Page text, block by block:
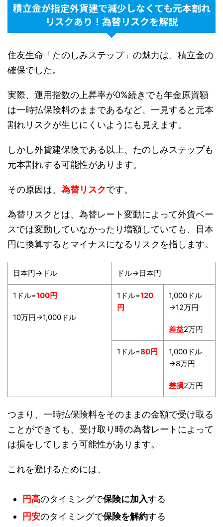
積立金が指定外貨建で減少しなくても元本割れ
リスクあり！為替リスクを解説
住友生命「たのしみステップ」の魅力は、積立金の
確保でした。
実際、運用指数の上昇率が0%続きでも年金原資額
は一時払保険料のままであるなど、一見すると元本
割れリスクが生じにくいようにも見えます。
しかし外貨建保険である以上、たのしみステップも
元本割れする可能性があります。
その原因は、 為替リスクです。
為替リスクとは、為替レート変動によって外貨ベー
スでは変動していなかったり増額していても、日本
円に換算するとマイナスになるリスクを指します。
日本円→ドル ドル→日本円
1ドル=100円
10万円→1,000ドル
1ドル=120
円
1,000ドル
→12万円
差益2万円
1ドル=80円
1,000ドル
→8万円
差損2万円
つまり、一時払保険料をそのままの金額で受け取る
ことができても、受け取り時の為替レートによって
は損をしてしまう可能性があります。
これを避けるためには、
円高のタイミングで保険に加入する
円安のタイミングで保険を解約する